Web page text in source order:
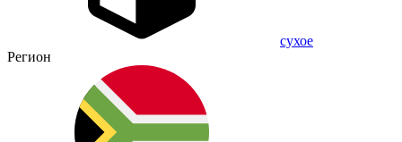
сухое
Регион